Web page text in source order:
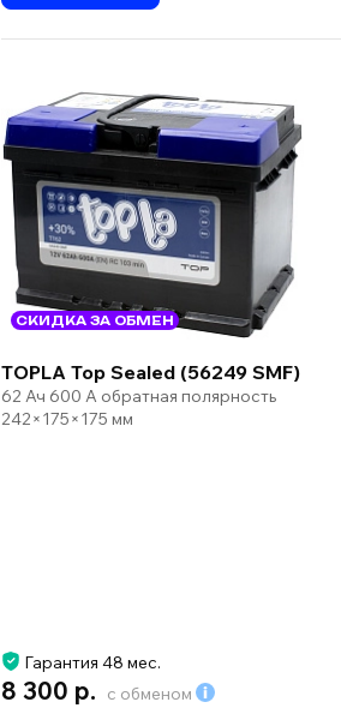
СКИДКА ЗА ОБМЕН
TOPLA Top Sealed (56249 SMF)
62 Ач 600 А обратная полярность
242×175×175 мм
Гарантия 48 мес.
8 300 р. с обменом